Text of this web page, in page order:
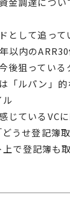
として追って
以内の
後狙っている
「ルパン」的
じているVC
うせ登記簿
で登記簿も